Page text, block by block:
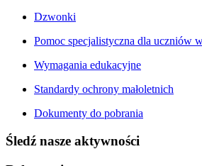
Dzwonki
Pomoc specjalistyczna dla uczniów
Wymagania edukacyjne
Standardy ochrony małoletnich
Dokumenty do pobrania
Śledź nasze aktywności